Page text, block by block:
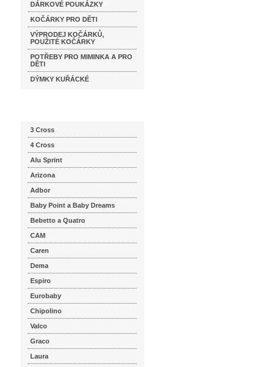
DÁRKOVÉ POUKÁZKY
KOČÁRKY PRO DĚTI
VÝPRODEJ KOČÁRKŮ,
POUŽITÉ KOČÁRKY
POTŘEBY PRO MIMINKA A PRO
DĚTI
DÝMKY KUŘÁCKÉ
3 Cross
4 Cross
Alu Sprint
Arizona
Adbor
Baby Point a Baby Dreams
Bebetto a Quatro
CAM
Caren
Dema
Espiro
Eurobaby
Chipolino
Valco
Graco
Laura